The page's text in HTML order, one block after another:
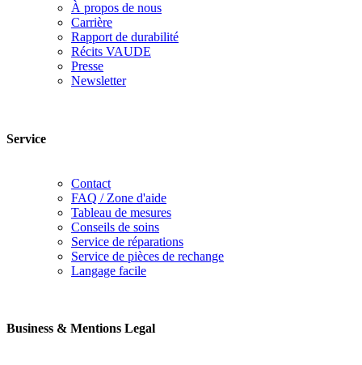
À propos de nous
Carrière
Rapport de durabilité
Récits VAUDE
Presse
Newsletter
Service
Contact
FAQ / Zone d'aide
Tableau de mesures
Conseils de soins
Service de réparations
Service de pièces de rechange
Langage facile
Business & Mentions Legal